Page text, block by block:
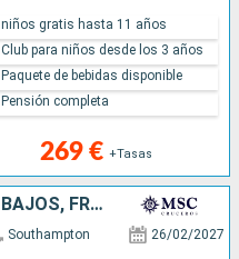
269 € +Tasas
niños gratis hasta 11 años
Club para niños desde los 3 años
Paquete de bebidas disponible
Pensión completa
ALEMANIA, BÉLGICA, PAISES BAJOS, FRANCIA, REINO UNIDO
Southampton 26/02/2027